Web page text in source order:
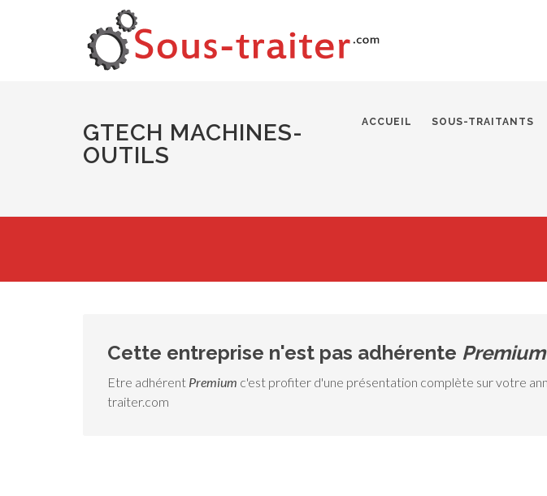
ACCUEIL SOUS-TRAITANTS
GTECH MACHINES-
OUTILS
Cette entreprise n'est pas adhérente Premium
Etre adhérent Premium c'est profiter d'une présentation complète sur votre
traiter.com